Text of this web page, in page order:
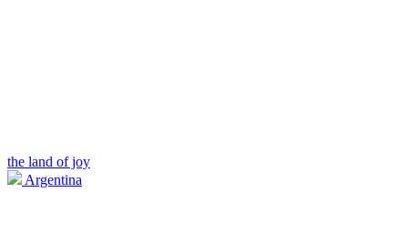
the land of joy
Argentina